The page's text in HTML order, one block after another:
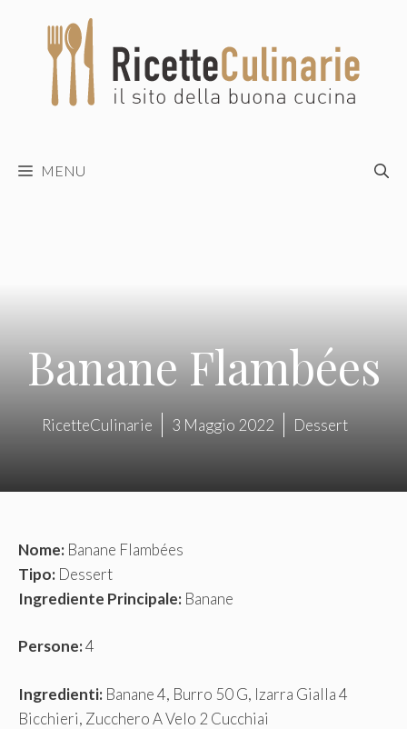
contenuto
MENU
Banane Flambées
RicetteCulinarie 3 Maggio 2022 Dessert
Nome: Banane Flambées
Tipo: Dessert
Ingrediente Principale: Banane
Persone:4
Ingredienti: Banane 4, Burro 50 G, Izarra Gialla 4
Bicchieri, Zucchero A Velo 2 Cucchiai